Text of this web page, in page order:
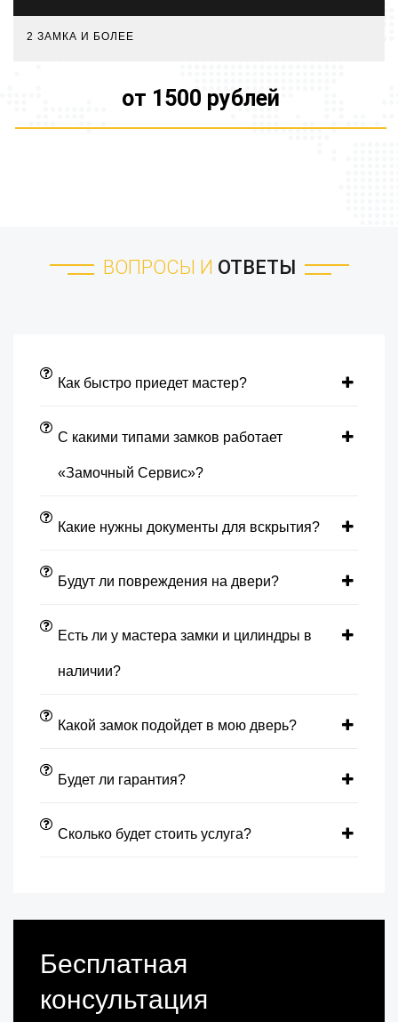
2 ЗАМКА И БОЛЕЕ
от 1500 рублей
ВОПРОСЫ И ОТВЕТЫ
Как быстро приедет мастер?
С какими типами замков работает
«Замочный Сервис»?
Какие нужны документы для вскрытия?
Будут ли повреждения на двери?
Есть ли у мастера замки и цилиндры в
наличии?
Какой замок подойдет в мою дверь?
Будет ли гарантия?
Сколько будет стоить услуга?
Бесплатная
консультация